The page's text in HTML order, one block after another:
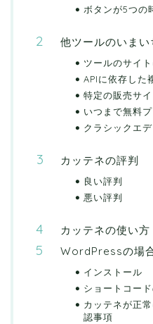
ボタンが5つの
他ツールのいまい
ツールのサイ
APIに依存した
特定の販売サ
いつまで無料
クラシックエ
カッテネの評判
良い評判
悪い評判
カッテネの使い方
WordPressの場
インストール
ショートコー
カッテネが正
認事項